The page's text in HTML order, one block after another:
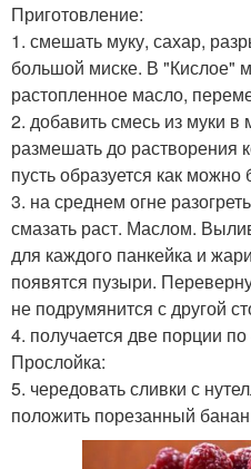
Приготовление:
1. смешать муку, сахар,
большой миске. В "Кислое"
растопленное масло,
2. добавить смесь из муки
размешать до
пусть образуется как
3. на среднем огне
смазать раст. Маслом.
для каждого панкейка и
появятся пузыри.
не подрумянится с другой
4. получается две порции
Прослойка:
5. чередовать сливки с
положить порезанный банан